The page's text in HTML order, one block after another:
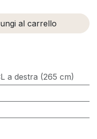
al carrello
a destra (265 cm)